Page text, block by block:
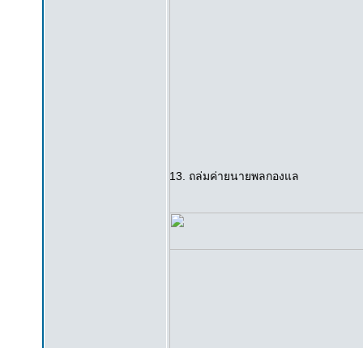
13. ถล่มค่ายนายพลกองแล